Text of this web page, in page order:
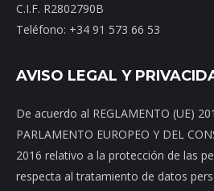
C.I.F. R2802790B
Teléfono: +34 91 573 66 53
AVISO LEGAL Y
De acuerdo al REGLAMENTO (UE)
PARLAMENTO EUROPEO Y DEL
2016 relativo a la protección de las
respecta al tratamiento de datos